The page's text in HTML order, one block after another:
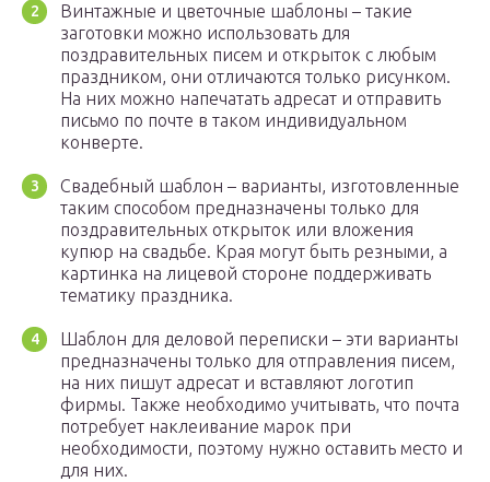
Винтажные и цветочные шаблоны – такие
заготовки можно использовать для
поздравительных писем и открыток с любым
праздником, они отличаются только рисунком.
На них можно напечатать адресат и отправить
письмо по почте в таком индивидуальном
конверте.
Свадебный шаблон – варианты, изготовленные
таким способом предназначены только для
поздравительных открыток или вложения
купюр на свадьбе. Края могут быть резными, а
картинка на лицевой стороне поддерживать
тематику праздника.
Шаблон для деловой переписки – эти варианты
предназначены только для отправления писем,
на них пишут адресат и вставляют логотип
фирмы. Также необходимо учитывать, что почта
потребует наклеивание марок при
необходимости, поэтому нужно оставить место и
для них.